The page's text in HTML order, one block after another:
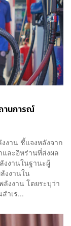
านการณ์
งาน ชี้แจงหลังจาก
และอิหร่านที่ส่งผล
งงานในฐานะผู้
งงานใน
งงาน โดยระบุว่า
ำเร...